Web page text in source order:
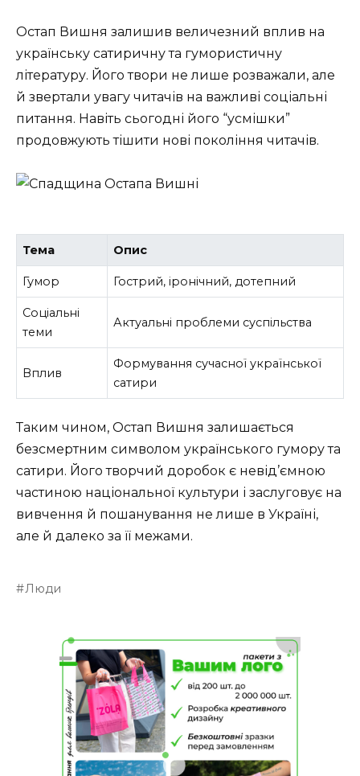
Остап Вишня залишив величезний вплив на
українську сатиричну та гумористичну
літературу. Його твори не лише розважали, але
й звертали увагу читачів на важливі соціальні
питання. Навіть сьогодні його “усмішки”
продовжують тішити нові покоління читачів.
Тема Опис
Гумор Гострий, іронічний, дотепний
Соціальні
теми
Актуальні проблеми суспільства
Вплив
Формування сучасної української
сатири
Таким чином, Остап Вишня залишається
безсмертним символом українського гумору та
сатири. Його творчий доробок є невід’ємною
частиною національної культури і заслуговує на
вивчення й пошанування не лише в Україні,
але й далеко за її межами.
Люди